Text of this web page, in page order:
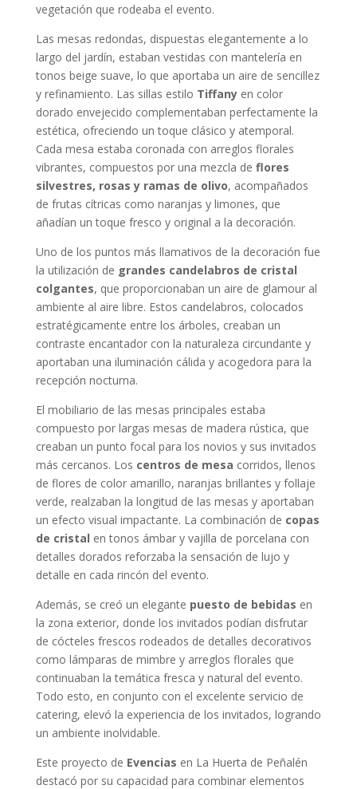
vegetación que rodeaba el evento.
Las mesas redondas, dispuestas elegantemente a lo
largo del jardín, estaban vestidas con mantelería en
tonos beige suave, lo que aportaba un aire de sencillez
y refinamiento. Las sillas estilo Tiffanyen color
dorado envejecido complementaban perfectamente la
estética, ofreciendo un toque clásico y atemporal.
Cada mesa estaba coronada con arreglos florales
vibrantes, compuestos por una mezcla de flores
silvestres, rosas y ramas de olivo, acompañados
de frutas cítricas como naranjas y limones, que
añadían un toque fresco y original a la decoración.
Uno de los puntos más llamativos de la decoración fue
la utilización de grandes candelabros de cristal
colgantes, que proporcionaban un aire de glamour al
ambiente al aire libre. Estos candelabros, colocados
estratégicamente entre los árboles, creaban un
contraste encantador con la naturaleza circundante y
aportaban una iluminación cálida y acogedora para la
recepción nocturna.
El mobiliario de las mesas principales estaba
compuesto por largas mesas de madera rústica, que
creaban un punto focal para los novios y sus invitados
más cercanos. Los centros de mesa corridos, llenos
de flores de color amarillo, naranjas brillantes y follaje
verde, realzaban la longitud de las mesas y aportaban
un efecto visual impactante. La combinación de copas
de cristal en tonos ámbar y vajilla de porcelana con
detalles dorados reforzaba la sensación de lujo y
detalle en cada rincón del evento.
Además, se creó un elegante puesto de bebidas en
la zona exterior, donde los invitados podían disfrutar
de cócteles frescos rodeados de detalles decorativos
como lámparas de mimbre y arreglos florales que
continuaban la temática fresca y natural del evento.
Todo esto, en conjunto con el excelente servicio de
catering, elevó la experiencia de los invitados, logrando
un ambiente inolvidable.
Este proyecto de Evencias en La Huerta de Peñalén
destacó por su capacidad para combinar elementos